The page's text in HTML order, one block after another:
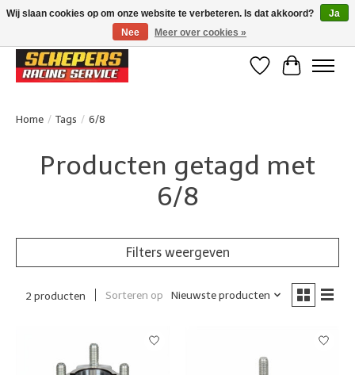
Klanten beoordelen ons met een 4,8/5 op Google reviews
Verlanglijst
Home / Tags / 6/8
Producten getagd met
6/8
Filters weergeven
2 producten Sorteren op Nieuwste producten
Wij slaan cookies op om onze website te verbeteren. Is dat akkoord?
Ja
Nee
Meer over cookies »